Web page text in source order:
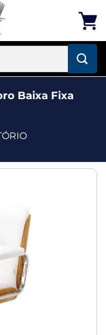
Baixa Fixa